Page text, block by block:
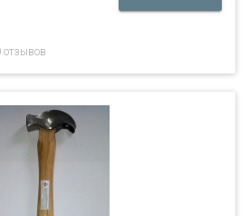
отзывов